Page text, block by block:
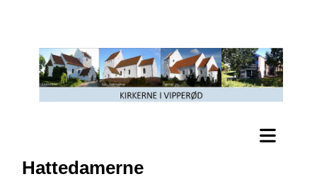
Hattedamerne